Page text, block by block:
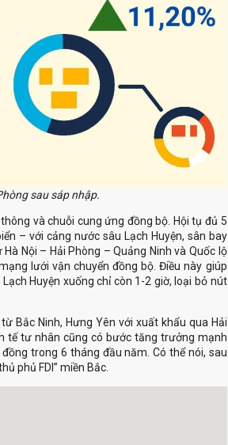
sau sáp nhập.
– với cảng nước sâu Lạch Huyện, sân bay
Nội – Hải Phòng – Quảng Ninh và Quốc lộ
lưới vận chuyển đồng bộ. Điều này giúp
Huyện xuống chỉ còn 1-2 giờ, loại bỏ nút
tế tư nhân cũng có bước tăng trưởng mạnh
trong 6 tháng đầu năm. Có thể nói, sau